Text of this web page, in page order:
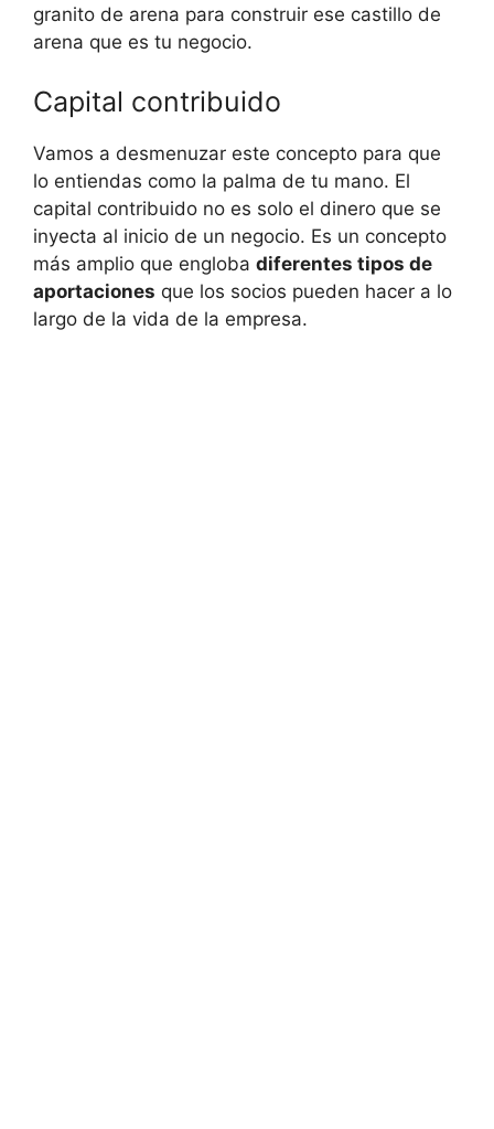
granito de arena para construir ese castillo de
arena que es tu negocio.
Capital contribuido
Vamos a desmenuzar este concepto para que
lo entiendas como la palma de tu mano. El
capital contribuido no es solo el dinero que se
inyecta al inicio de un negocio. Es un concepto
más amplio que engloba diferentes tipos de
aportaciones que los socios pueden hacer a lo
largo de la vida de la empresa.